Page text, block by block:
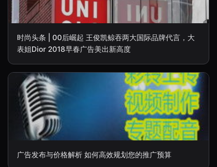
时尚头条 | 00后崛起 王俊凯鲸吞两大国际品牌代言，大
表姐Dior 2018早春广告美出新高度
广告发布与价格解析 如何高效规划您的推广预算